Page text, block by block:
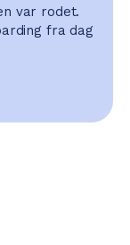
var rodet.
fra dag